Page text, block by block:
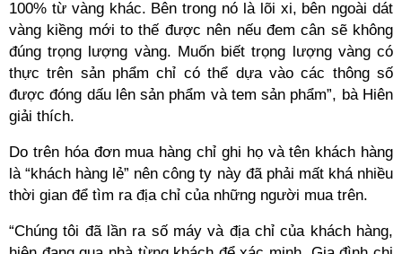
100% từ vàng khác. Bên trong nó là lõi xi, bên ngoài dát
vàng kiềng mới to thế được nên nếu đem cân sẽ không
đúng trọng lượng vàng. Muốn biết trọng lượng vàng có
thực trên sản phẩm chỉ có thể dựa vào các thông số
được đóng dấu lên sản phẩm và tem sản phẩm”, bà Hiên
giải thích.
Do trên hóa đơn mua hàng chỉ ghi họ và tên khách hàng
là “khách hàng lẻ” nên công ty này đã phải mất khá nhiều
thời gian để tìm ra địa chỉ của những người mua trên.
“Chúng tôi đã lần ra số máy và địa chỉ của khách hàng,